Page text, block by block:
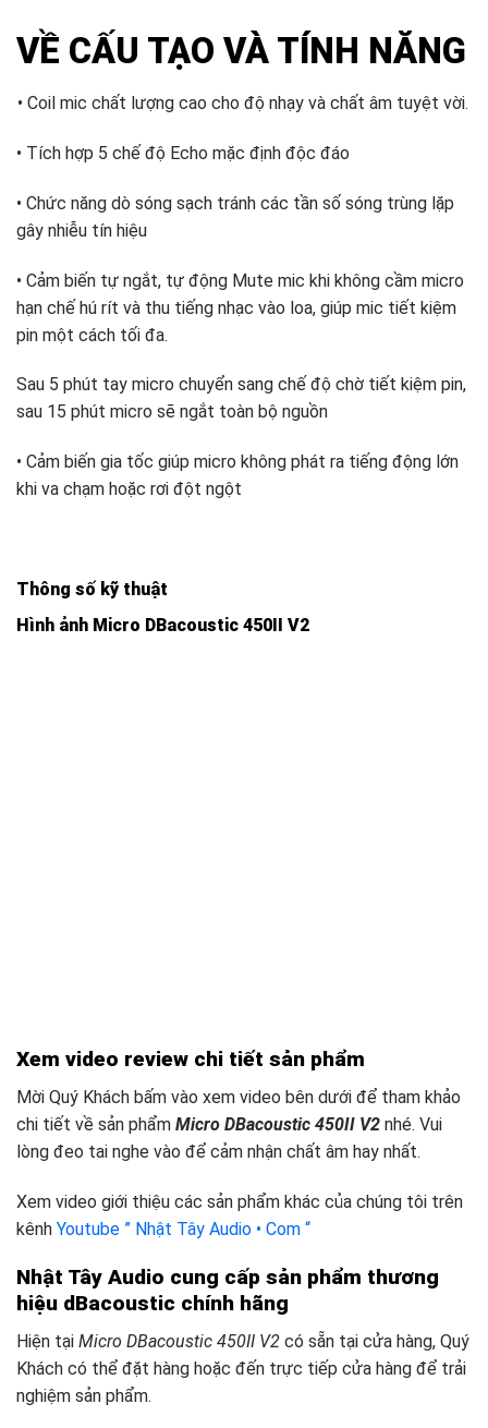
VỀ CẤU TẠO VÀ TÍNH NĂNG
• Coil mic chất lượng cao cho độ nhạy và chất âm tuyệt vời.
• Tích hợp 5 chế độ Echo mặc định độc đáo
• Chức năng dò sóng sạch tránh các tần số sóng trùng lặp
gây nhiễu tín hiệu
• Cảm biến tự ngắt, tự động Mute mic khi không cầm micro
hạn chế hú rít và thu tiếng nhạc vào loa, giúp mic tiết kiệm
pin một cách tối đa.
Sau 5 phút tay micro chuyển sang chế độ chờ tiết kiệm pin,
sau 15 phút micro sẽ ngắt toàn bộ nguồn
• Cảm biến gia tốc giúp micro không phát ra tiếng động lớn
khi va chạm hoặc rơi đột ngột
Thông số kỹ thuật
Hình ảnh Micro DBacoustic 450II V2
Xem video review chi tiết sản phẩm
Mời Quý Khách bấm vào xem video bên dưới để tham khảo
chi tiết về sản phẩm Micro DBacoustic 450II V2 nhé. Vui
lòng đeo tai nghe vào để cảm nhận chất âm hay nhất.
Xem video giới thiệu các sản phẩm khác của chúng tôi trên
kênh Youtube ” Nhật Tây Audio • Com “
Nhật Tây Audio cung cấp sản phẩm thương
hiệu dBacoustic chính hãng
Hiện tại Micro DBacoustic 450II V2 có sẵn tại cửa hàng, Quý
Khách có thể đặt hàng hoặc đến trực tiếp cửa hàng để trải
nghiệm sản phẩm.